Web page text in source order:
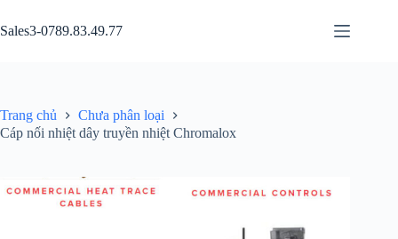
đến
phần
Sales3-0789.83.49.77
Trang chủ
Chưa phân loại
Cáp nối nhiệt dây truyền nhiệt Chromalox